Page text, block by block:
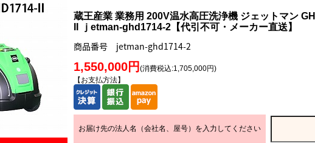
蔵王産業 業務用 200V温水高圧洗浄機 ジェットマン
II ｊetman-ghd1714-2【代引不可・メーカー直送】
商品番号 jetman-ghd1714-2
1,550,000円 (消費税込:1,705,000円)
【お支払方法】
お届け先の法人名（会社名、屋号）を入力してください